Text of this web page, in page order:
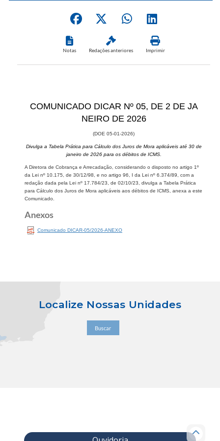
Notas Redações anteriores Imprimir
COMUNICADO DICAR Nº 05, DE 2 DE JA​​
NEIRO DE 2026
(DOE 05-01​​-2​026)
Divulga a Tabela Prática para Cálculo dos Juros d​​e Mora aplicáveis até 30 de
janeiro de 2026 para os débitos de ICMS.
A Diretora de Cobrança e Arrecadação, considerando o disposto no artigo 1º
da Lei nº 10.175, de 30/12/98, e no artigo 96, I da Lei nº 6.374/89, com a
redação dada pela Lei nº 17.784/23, de 02/10/23, divulga a Tabela Prática
para Cálculo dos Juros de Mora aplicáveis aos débitos de ICMS, anexa a este
Comunicado.​​
Anexos​
Comunicado DICAR-05/2026-ANEXO
Localize Nossas Unidades
Buscar